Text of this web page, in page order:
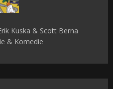
Kuska & Scott Berna
& Komedie